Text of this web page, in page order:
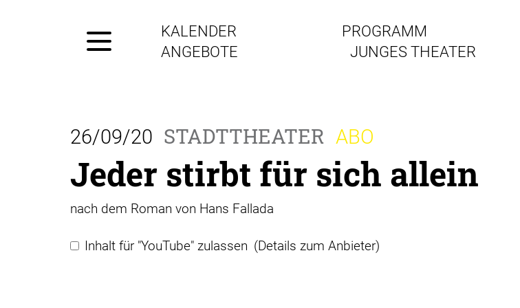
KALENDER
PROGRAMM
ANGEBOTE
JUNGES THEATER
26/09/20 STADTTHEATER ABO
Jeder stirbt für sich allein
nach dem Roman von Hans Fallada
Inhalt für "YouTube" zulassen (Details zum Anbieter)